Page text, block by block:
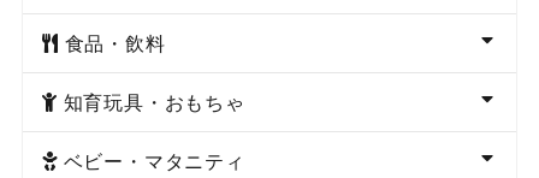
食品・飲料
知育玩具・おもちゃ
ベビー・マタニティ